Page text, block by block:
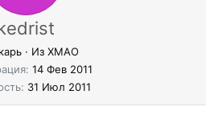
· Из ХМАО
14 Фев 2011
31 Июл 2011